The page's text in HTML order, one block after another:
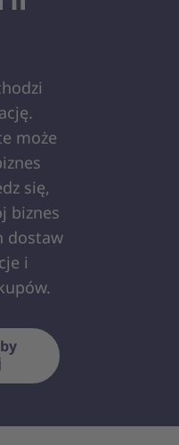
może
się,
biznes
dostaw
i